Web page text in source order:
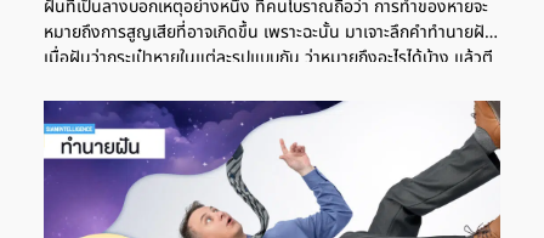
ฝันที่เป็นลางบอกเหตุอย่างหนึ่ง ที่คนโบราณถือว่า การทำของหายจะ
หมายถึงการสูญเสียที่อาจเกิดขึ้น เพราะฉะนั้น มาเจาะลึกคำทำนายฝัน
เมื่อฝันว่ากระเป๋าหายในแต่ละรูปแบบกัน ว่าหมายถึงอะไรได้บ้าง แล้วตี
การฝันว่ากระเป๋าหาย หากยึดตามคำทำนายแล้ว จะหมายถึงการเจ็บ
ป่วยของคนในครอบครัว ซึ่งจะเป็นการเจ็บป่วยแบบเล็กๆ น้อยๆ แต่
บางกรณีก็อาจจะเกิดความเศร้าโศกก็ได้ เช่น สมาชิกในครอบครัวที่ล้ม
ป่วยมาเป็นเวลานาน อาจมีเกณฑ์เสียชีวิตจากอาการป่วยที่ทรุดลง ช่วง
นี้ต้องประคองสติให้ดี และใช้ชีวิตอย่างรอบคอบ เลขเด็ด ฝันว่า